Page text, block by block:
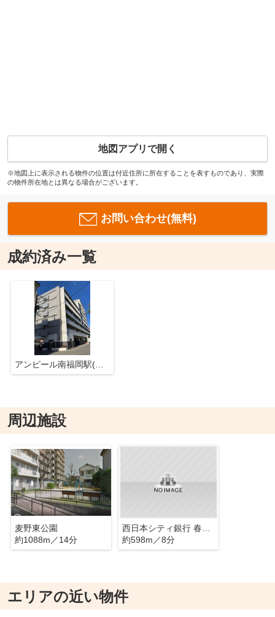
地図アプリで開く
※地図上に表示される物件の位置は付近住所に所在することを表すものであり、実際
の物件所在地とは異なる場合がございます。
お問い合わせ(無料)
成約済み一覧
アンピール南福岡駅(アンピールミナミフクオカエキ)
周辺施設
麦野東公園
約1088m／14分
西日本シティ銀行 春日大和町
約598m／8分
エリアの近い物件